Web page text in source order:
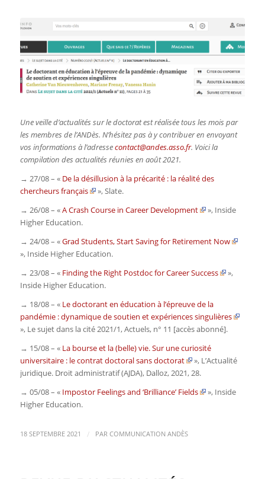
Une veille d’actualités sur le doctorat est réalisée tous les mois par
les membres de l’ANDès. N’hésitez pas à y contribuer en envoyant
vos informations à l’adressecontact@andes.asso.fr. Voici la
compilation des actualités réunies en août 2021.
→ 27/08 – « De la désillusion à la précarité : la réalité des
chercheurs français
»,Slate.
→ 26/08 – «A Crash Course in Career Development », Inside
Higher Education.
→ 24/08 – «Grad Students, Start Saving for Retirement Now
»,Inside Higher Education.
→ 23/08 – « Finding the Right Postdoc for Career Success
»,
Inside Higher Education.
→ 18/08 – « Le doctorant en éducation à l’épreuve de la
pandémie : dynamique de soutien et expériences singulières
», Le sujet dans la cité 2021/1,Actuels, n° 11 [accès abonné].
→ 15/08 – « La bourse et la (belle) vie. Sur une curiosité
universitaire : le contrat doctoral sans doctorat
», L’Actualité
juridique. Droit administratif (AJDA), Dalloz, 2021, 28.
→ 05/08 – « Impostor Feelings and ‘Brilliance’ Fields », Inside
Higher Education.
18 SEPTEMBRE 2021 / PAR COMMUNICATION ANDÈS